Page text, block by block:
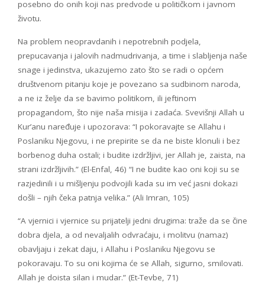
posebno do onih koji nas predvode u političkom i javnom
životu.
Na problem neopravdanih i nepotrebnih podjela,
prepucavanja i jalovih nadmudrivanja, a time i slabljenja naše
snage i jedinstva, ukazujemo zato što se radi o općem
društvenom pitanju koje je povezano sa sudbinom naroda,
a ne iz želje da se bavimo politikom, ili jeftinom
propagandom, što nije naša misija i zadaća. Svevišnji Allah u
Kur’anu naređuje i upozorava: “I pokoravajte se Allahu i
Poslaniku Njegovu, i ne prepirite se da ne biste klonuli i bez
borbenog duha ostali; i budite izdržljivi, jer Allah je, zaista, na
strani izdržljivih.” (El-Enfal, 46) “I ne budite kao oni koji su se
razjedinili i u mišljenju podvojili kada su im već jasni dokazi
došli – njih čeka patnja velika.” (Ali Imran, 105)
“A vjernici i vjernice su prijatelji jedni drugima: traže da se čine
dobra djela, a od nevaljalih odvraćaju, i molitvu (namaz)
obavljaju i zekat daju, i Allahu i Poslaniku Njegovu se
pokoravaju. To su oni kojima će se Allah, sigurno, smilovati.
Allah je doista silan i mudar.” (Et-Tevbe, 71)